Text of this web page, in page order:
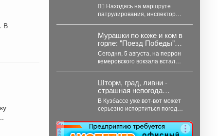
сотрудники
Госавтоинспекции
задержали нетрезвого
водителя, повторно
севшего за руль в
состоянии опьянения
👮‍♂ Находясь на маршруте
патрулирования, инспекторы
Логан». За...
Мурашки по коже и ком в
горле: "Поезд Победы"
приехал в Кемерово
Сегодня, 5 августа, на перрон
кемеровского вокзала встал
Шторм, град, ливни -
страшная непогода
надвигается на Кузбасс
В Кузбассе уже вот-вот может
серьезно испортиться погода.
гидрометцентра опубликовали
прогноз погоды...